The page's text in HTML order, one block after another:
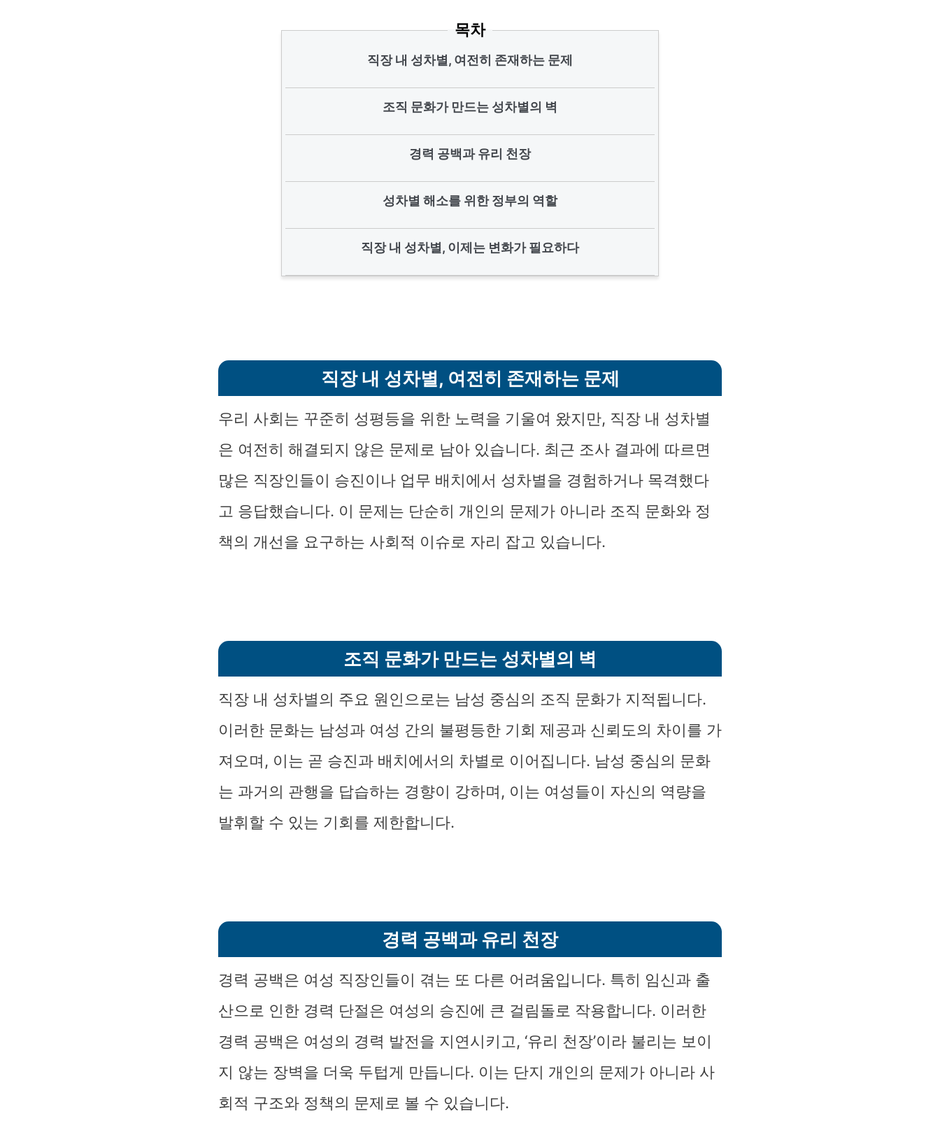
목차
직장 내 성차별, 여전히 존재하는 문제
조직 문화가 만드는 성차별의 벽
경력 공백과 유리 천장
성차별 해소를 위한 정부의 역할
직장 내 성차별, 이제는 변화가 필요하다
직장 내 성차별, 여전히 존재하는 문제
우리 사회는 꾸준히 성평등을 위한 노력을 기울여 왔지만, 직장 내 성차별
은 여전히 해결되지 않은 문제로 남아 있습니다. 최근 조사 결과에 따르면
많은 직장인들이 승진이나 업무 배치에서 성차별을 경험하거나 목격했다
고 응답했습니다. 이 문제는 단순히 개인의 문제가 아니라 조직 문화와 정
책의 개선을 요구하는 사회적 이슈로 자리 잡고 있습니다.
조직 문화가 만드는 성차별의 벽
직장 내 성차별의 주요 원인으로는 남성 중심의 조직 문화가 지적됩니다.
이러한 문화는 남성과 여성 간의 불평등한 기회 제공과 신뢰도의 차이를 가
져오며, 이는 곧 승진과 배치에서의 차별로 이어집니다. 남성 중심의 문화
는 과거의 관행을 답습하는 경향이 강하며, 이는 여성들이 자신의 역량을
발휘할 수 있는 기회를 제한합니다.
경력 공백과 유리 천장
경력 공백은 여성 직장인들이 겪는 또 다른 어려움입니다. 특히 임신과 출
산으로 인한 경력 단절은 여성의 승진에 큰 걸림돌로 작용합니다. 이러한
경력 공백은 여성의 경력 발전을 지연시키고, ‘유리 천장’이라 불리는 보이
지 않는 장벽을 더욱 두텁게 만듭니다. 이는 단지 개인의 문제가 아니라 사
회적 구조와 정책의 문제로 볼 수 있습니다.